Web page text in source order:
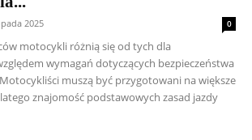
2025 0
motocykli różnią się od tych dla
wymagań dotyczących bezpieczeństwa
muszą być przygotowani na większe
znajomość podstawowych zasad jazdy